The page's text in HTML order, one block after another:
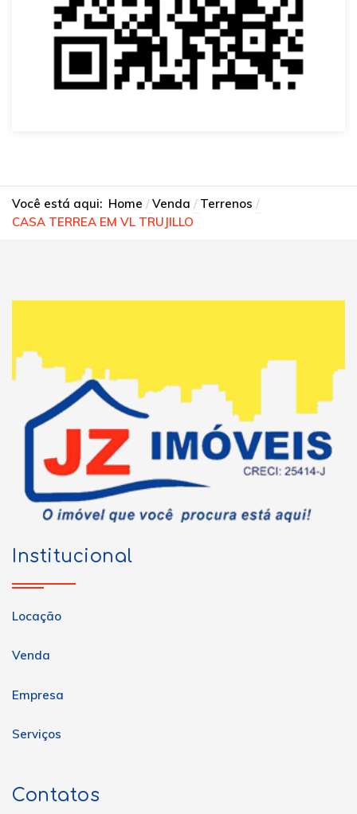
Você está aqui: Home Venda
Terrenos
CASA TERREA EM VL TRUJILLO
Institucional
Locação
Venda
Empresa
Serviços
Contatos